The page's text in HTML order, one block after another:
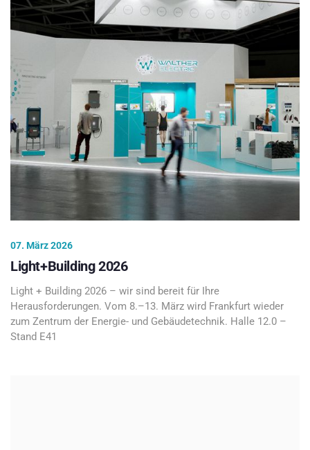
07. März 2026
Light+Building 2026
Light + Building 2026 – wir sind bereit für Ihre
Herausforderungen. Vom 8.–13. März wird Frankfurt wieder
zum Zentrum der Energie- und Gebäudetechnik. Halle 12.0 –
Stand E41